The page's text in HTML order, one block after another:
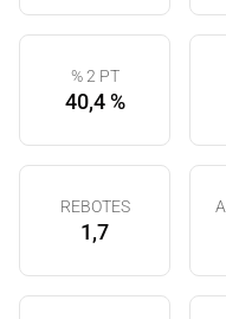
% 2 PT
40,4 %
REBOTES
1,7